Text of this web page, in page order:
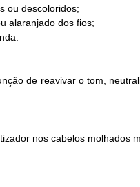
ou descoloridos;
alaranjado dos fios;
de reavivar o tom,
nos cabelos molhados